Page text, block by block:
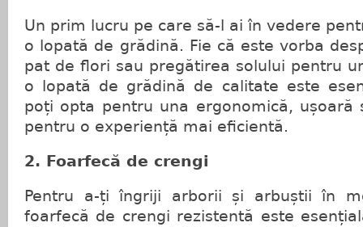
Un prim lucru pe care să-l ai în vedere
o lopată de grădină. Fie că este vorba
pat de flori sau pregătirea solului pentru
o lopată de grădină de calitate este
poți opta pentru una ergonomică, ușoară
pentru o experiență mai eficientă.
2. Foarfecă de crengi
Pentru a-ți îngriji arborii și arbuștii în
foarfecă de crengi rezistentă este